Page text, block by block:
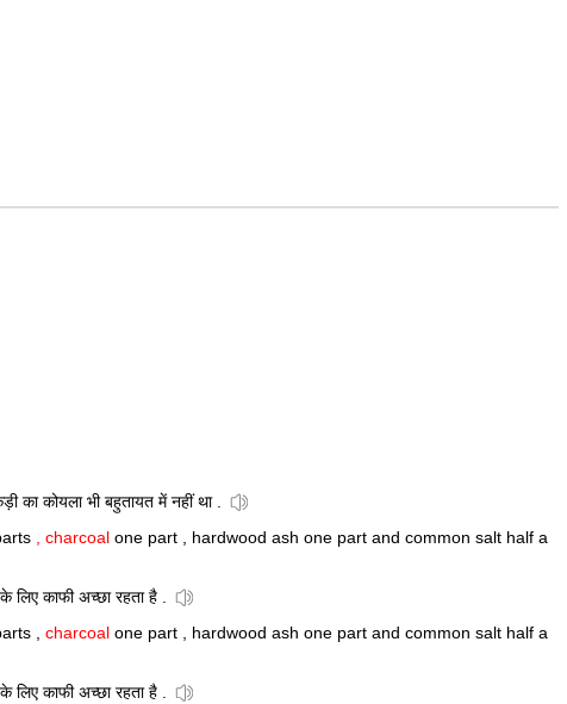
का कोयला भी बहुतायत में नहीं था .
, charcoal one part , hardwood ash one part and common salt half a
लिए काफी अच्छा रहता है .
, charcoal one part , hardwood ash one part and common salt half a
लिए काफी अच्छा रहता है .